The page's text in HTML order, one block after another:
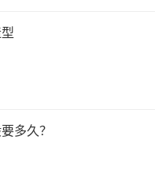
多久？